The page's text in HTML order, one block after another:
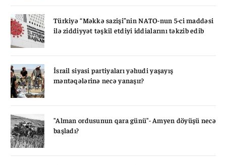
Türkiyə “Məkkə sazişi”nin NATO-nun 5-ci maddəsi
ilə ziddiyyət təşkil etdiyi iddialarını təkzib edib
İsrail siyasi partiyaları yəhudi yaşayış
məntəqələrinə necə yanaşır?
"Alman ordusunun qara günü"- Amyen döyüşü necə
başladı?